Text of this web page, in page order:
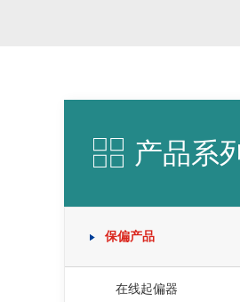
产品系列
保偏产品
在线起偏器